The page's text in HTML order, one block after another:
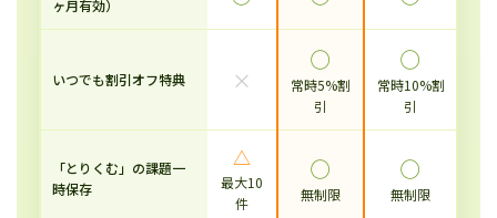
ヶ月有効）
いつでも割引オフ特典 ×
◯
常時5%割
引
◯
常時10%割
引
「とりくむ」の課題一
時保存
△
最大10
件
◯
無制限
◯
無制限